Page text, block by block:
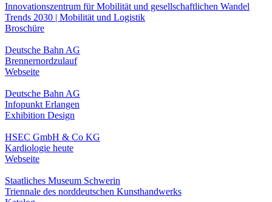
Innovationszentrum für Mobilität und gesellschaftlichen Wandel
Trends 2030 | Mobilität und Logistik
Broschüre
Deutsche Bahn AG
Brennernordzulauf
Webseite
Deutsche Bahn AG
Infopunkt Erlangen
Exhibition Design
HSEC GmbH & Co KG
Kardiologie heute
Webseite
Staatliches Museum Schwerin
Triennale des norddeutschen Kunsthandwerks